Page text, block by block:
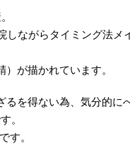
ながらタイミング法メ
が描かれています。
を得ない為、気分的に
。
す。